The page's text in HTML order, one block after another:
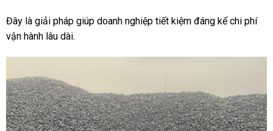
Đây là giải pháp giúp doanh nghiệp tiết kiệm đáng kể chi phí
vận hành lâu dài.